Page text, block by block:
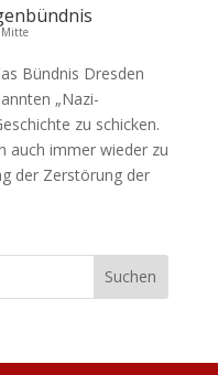
Mitte
Bündnis Dresden
„Nazi-
zu schicken.
auch immer wieder zu
der Zerstörung der